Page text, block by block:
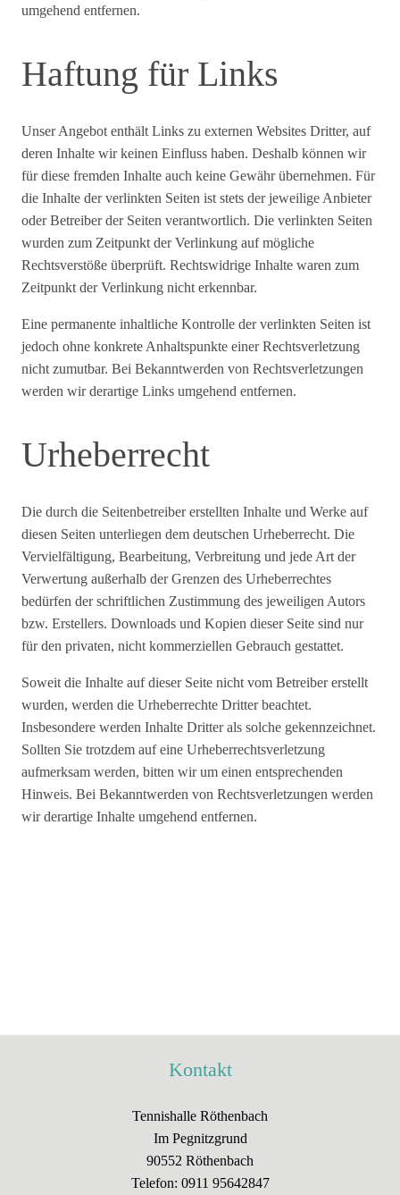
umgehend entfernen.
Haftung für Links
Unser Angebot enthält Links zu externen Websites Dritter, auf
deren Inhalte wir keinen Einfluss haben. Deshalb können wir
für diese fremden Inhalte auch keine Gewähr übernehmen. Für
die Inhalte der verlinkten Seiten ist stets der jeweilige Anbieter
oder Betreiber der Seiten verantwortlich. Die verlinkten Seiten
wurden zum Zeitpunkt der Verlinkung auf mögliche
Rechtsverstöße überprüft. Rechtswidrige Inhalte waren zum
Zeitpunkt der Verlinkung nicht erkennbar.
Eine permanente inhaltliche Kontrolle der verlinkten Seiten ist
jedoch ohne konkrete Anhaltspunkte einer Rechtsverletzung
nicht zumutbar. Bei Bekanntwerden von Rechtsverletzungen
werden wir derartige Links umgehend entfernen.
Urheberrecht
Die durch die Seitenbetreiber erstellten Inhalte und Werke auf
diesen Seiten unterliegen dem deutschen Urheberrecht. Die
Vervielfältigung, Bearbeitung, Verbreitung und jede Art der
Verwertung außerhalb der Grenzen des Urheberrechtes
bedürfen der schriftlichen Zustimmung des jeweiligen Autors
bzw. Erstellers. Downloads und Kopien dieser Seite sind nur
für den privaten, nicht kommerziellen Gebrauch gestattet.
Soweit die Inhalte auf dieser Seite nicht vom Betreiber erstellt
wurden, werden die Urheberrechte Dritter beachtet.
Insbesondere werden Inhalte Dritter als solche gekennzeichnet.
Sollten Sie trotzdem auf eine Urheberrechtsverletzung
aufmerksam werden, bitten wir um einen entsprechenden
Hinweis. Bei Bekanntwerden von Rechtsverletzungen werden
wir derartige Inhalte umgehend entfernen.
Kontakt
Tennishalle Röthenbach
Im Pegnitzgrund
90552 Röthenbach
Telefon: 0911 95642847